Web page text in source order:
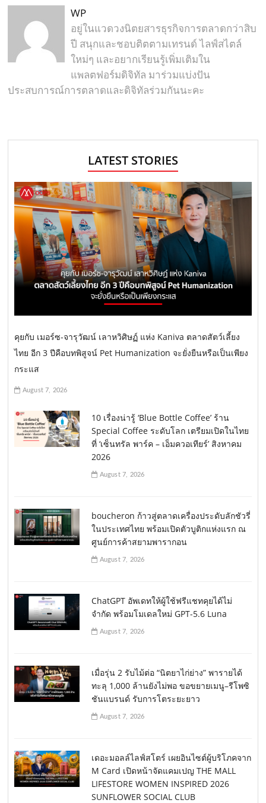
WP
อยู่ในแวดวงนิตยสารธุรกิจการตลาดกว่าสิบ
ปี สนุกและชอบติตตามเทรนด์ ไลฟ์สไตล์
ใหม่ๆ และอยากเรียนรู้เพิ่มเติมใน
แพลตฟอร์มดิจิทัล มาร่วมแบ่งปัน
ประสบการณ์การตลาดและดิจิทัลร่วมกันนะคะ
LATEST STORIES
คุยกับ เมอร์ซ-จารุวัฒน์ เลาหวิศิษฏ์ แห่ง Kaniva ตลาดสัตว์เลี้ยง
ไทย อีก 3 ปีคือบทพิสูจน์ Pet Humanization จะยั่งยืนหรือเป็นเพียง
กระแส
August 7, 2026
10 เรื่องน่ารู้ ‘Blue Bottle Coffee’ ร้าน
Special Coffee ระดับโลก เตรียมเปิดในไทย
ที่ ‘เซ็นทรัล พาร์ค – เอ็มควอเทียร์’ สิงหาคม
2026
August 7, 2026
boucheron ก้าวสู่ตลาดเครื่องประดับลักชัวรี่
ในประเทศไทย พร้อมเปิดตัวบูติกแห่งแรก ณ
ศูนย์การค้าสยามพารากอน
August 7, 2026
ChatGPT อัพเดทให้ผู้ใช้ฟรีแชทคุยได้ไม่
จำกัด พร้อมโมเดลใหม่ GPT-5.6 Luna
August 7, 2026
เมื่อรุ่น 2 รับไม้ต่อ “นิตยาไก่ย่าง” พารายได้
ทะลุ 1,000 ล้านยังไม่พอ ขอขยายเมนู–รีโพซิ
ชันแบรนด์ รับการโตระยะยาว
August 7, 2026
เดอะมอลล์ไลฟ์สโตร์ เผยอินไซต์ผู้บริโภคจาก
M Card เปิดหน้าจัดแคมเปญ THE MALL
LIFESTORE WOMEN INSPIRED 2026
SUNFLOWER SOCIAL CLUB